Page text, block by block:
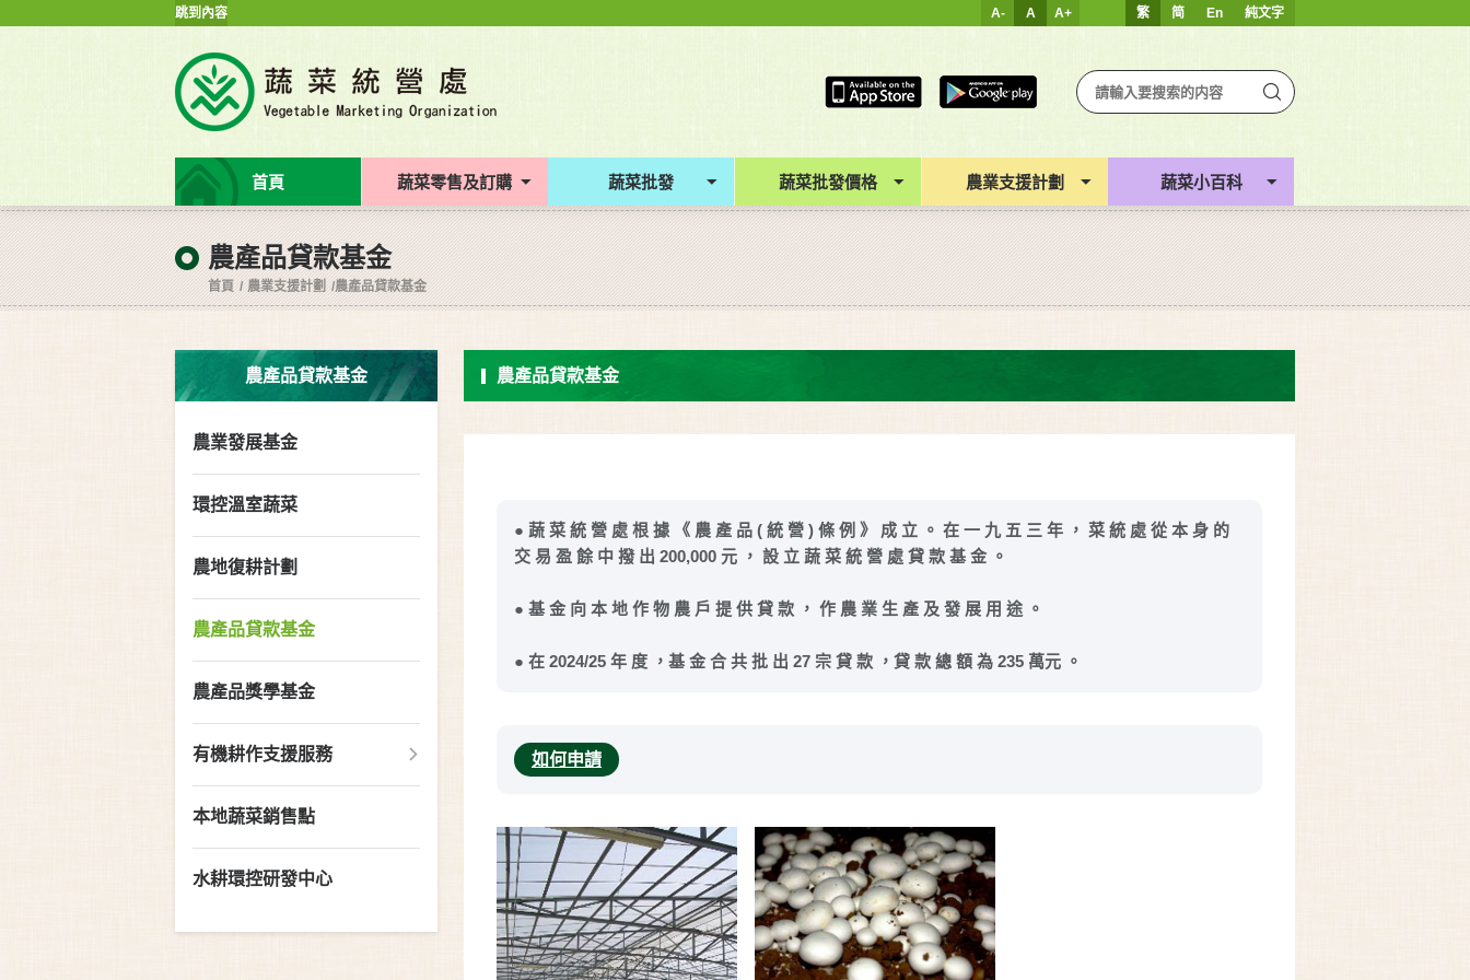
跳到內容 繁 简 En 純文字
A- A A+
首頁 蔬菜零售及訂購 蔬菜批發 蔬菜批發價格 農業支援計劃 蔬菜小百科
農產品貸款基金
首頁 農業支援計劃 農產品貸款基金
農產品貸款基金
農業發展基金
環控溫室蔬菜
農地復耕計劃
農產品貸款基金
農產品獎學基金
有機耕作支援服務
本地蔬菜銷售點
水耕環控研發中心
農產品貸款基金
● 蔬 菜 統 營 處 根 據 《 農 產 品 ( 統 營 ) 條 例 》 成 立 。 在 一 九 五 三 年 ， 菜 統 處 從 本 身 的
交 易 盈 餘 中 撥 出 200,000 元 ， 設 立 蔬 菜 統 營 處 貸 款 基 金 。
● 基 金 向 本 地 作 物 農 戶 提 供 貸 款 ， 作 農 業 生 產 及 發 展 用 途 。
● 在 2024/25 年 度 ，基 金 合 共 批 出 27 宗 貸 款 ，貸 款 總 額 為 235 萬元 。
如何申請